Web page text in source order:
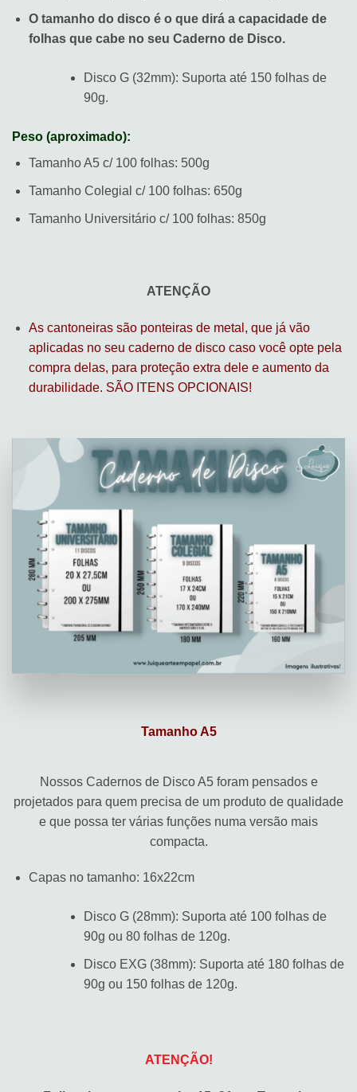
O tamanho do disco é o que dirá a capacidade de
folhas que cabe no seu Caderno de Disco.
Disco G (32mm): Suporta até 150 folhas de
90g.
Peso (aproximado):
Tamanho A5 c/ 100 folhas: 500g
Tamanho Colegial c/ 100 folhas: 650g
Tamanho Universitário c/ 100 folhas: 850g
ATENÇÃO
As cantoneiras são ponteiras de metal, que já vão
aplicadas no seu caderno de disco caso você opte pela
compra delas, para proteção extra dele e aumento da
durabilidade. SÃO ITENS OPCIONAIS!
Tamanho A5
Nossos Cadernos de Disco A5 foram pensados e
projetados para quem precisa de um produto de qualidade
e que possa ter várias funções numa versão mais
compacta.
Capas no tamanho: 16x22cm
Disco G (28mm): Suporta até 100 folhas de
90g ou 80 folhas de 120g.
Disco EXG (38mm): Suporta até 180 folhas de
90g ou 150 folhas de 120g.
ATENÇÃO!